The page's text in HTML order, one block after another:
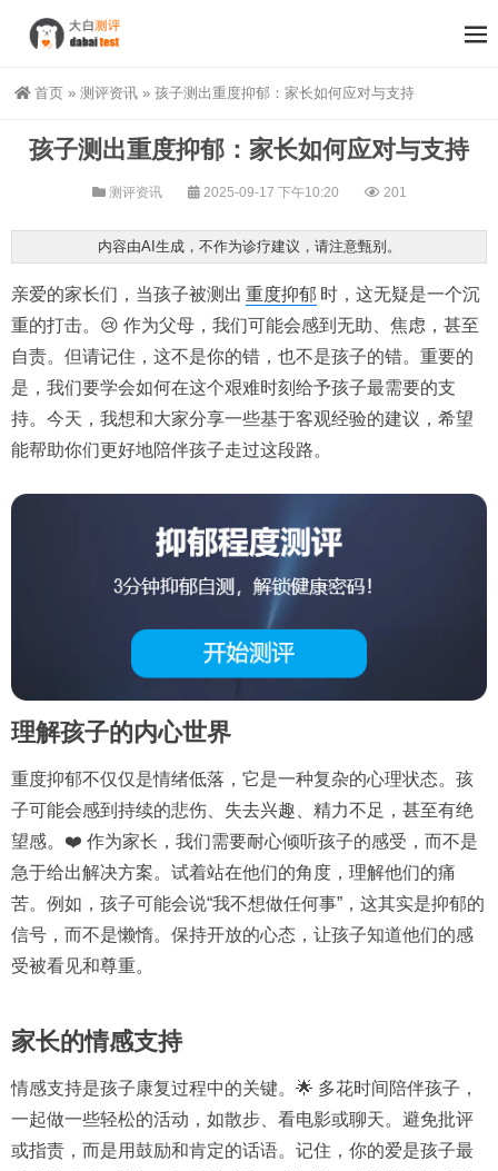
首页 » 测评资讯 » 孩子测出重度抑郁：家长如何应对与支持
孩子测出重度抑郁：家长如何应对与支持
测评资讯 2025-09-17 下午10:20 201
内容由AI生成，不作为诊疗建议，请注意甄别。
亲爱的家长们，当孩子被测出 重度抑郁 时，这无疑是一个沉
重的打击。😢 作为父母，我们可能会感到无助、焦虑，甚至
自责。但请记住，这不是你的错，也不是孩子的错。重要的
是，我们要学会如何在这个艰难时刻给予孩子最需要的支
持。今天，我想和大家分享一些基于客观经验的建议，希望
能帮助你们更好地陪伴孩子走过这段路。
理解孩子的内心世界
重度抑郁不仅仅是情绪低落，它是一种复杂的心理状态。孩
子可能会感到持续的悲伤、失去兴趣、精力不足，甚至有绝
望感。❤️ 作为家长，我们需要耐心倾听孩子的感受，而不是
急于给出解决方案。试着站在他们的角度，理解他们的痛
苦。例如，孩子可能会说“我不想做任何事”，这其实是抑郁的
信号，而不是懒惰。保持开放的心态，让孩子知道他们的感
受被看见和尊重。
家长的情感支持
情感支持是孩子康复过程中的关键。🌟 多花时间陪伴孩子，
一起做一些轻松的活动，如散步、看电影或聊天。避免批评
或指责，而是用鼓励和肯定的话语。记住，你的爱是孩子最